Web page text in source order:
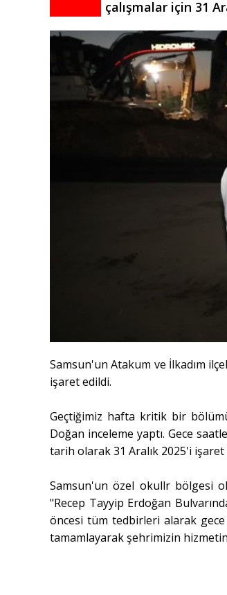
çalışmalar için 31
Samsun'un Atakum ve İlkadım
işaret edildi.
Geçtiğimiz hafta kritik bir
Doğan inceleme yaptı. Gece
tarih olarak 31 Aralık 2025'i işaret
Samsun'un özel okullr bölgesi
"Recep Tayyip Erdoğan
öncesi tüm tedbirleri alarak gece
tamamlayarak şehrimizin